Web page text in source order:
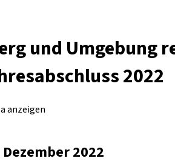
und Umgebung
2022
anzeigen
2022